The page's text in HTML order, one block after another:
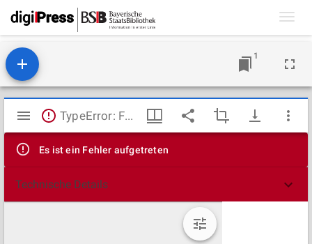
1
Mirador
Viewer
TypeError: Failed to fetch
Es ist ein Fehler aufgetreten
Technische Details